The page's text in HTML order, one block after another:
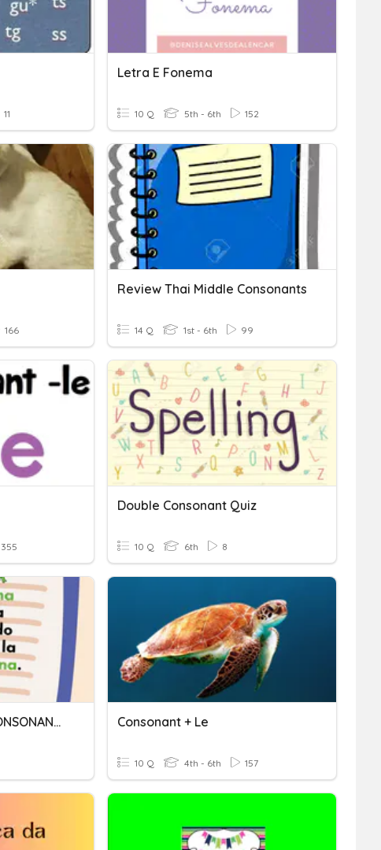
11
Letra E Fonema
10 Q 5th - 6th 152
166
Review Thai Middle Consonants
14 Q 1st - 6th 99
355
Double Consonant Quiz
10 Q 6th 8
RIMA ASONANTE Y CONSONANTE Consonant + Le
10 Q 4th - 6th 157